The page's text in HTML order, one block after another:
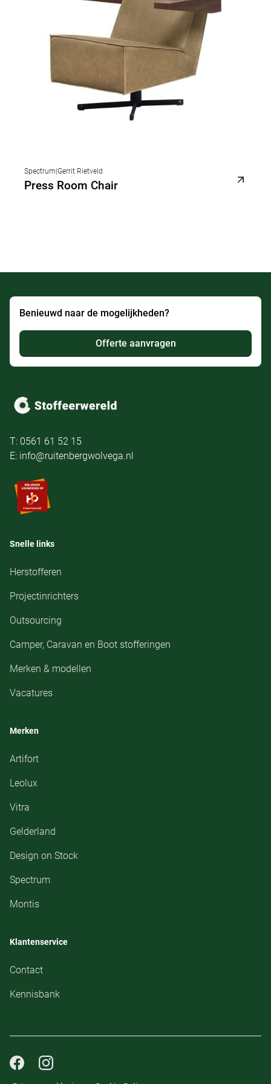
Spectrum|Gerrit Rietveld
Press Room Chair
Benieuwd naar de mogelijkheden?
Offerte aanvragen
T: 0561 61 52 15
E: info@ruitenbergwolvega.nl
Snelle links
Herstofferen
Projectinrichters
Outsourcing
Camper, Caravan en Boot stofferingen
Merken & modellen
Vacatures
Merken
Artifort
Leolux
Vitra
Gelderland
Design on Stock
Spectrum
Montis
Klantenservice
Contact
Kennisbank